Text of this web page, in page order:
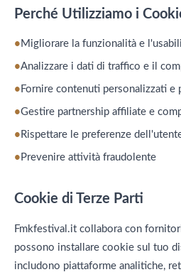
Perché Utilizziamo i
Migliorare la funzionalità e
Analizzare i dati di traffico e il
Fornire contenuti personalizzati e
Gestire partnership affiliate e
Rispettare le preferenze
Prevenire attività fraudolente
Cookie di Terze Parti
Fmkfestival.it collabora con
possono installare cookie sul tuo
includono piattaforme analitiche,